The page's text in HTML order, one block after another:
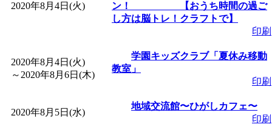
間：2026/08/10～2026/
赤ちゃん子育て講
付期間：2026/08/10～
「赤ちゃん子育て講
2020年8月4日(火)
ン！ 【おうち時間の過ご
し方は脳トレ！クラフトで】
印刷
2020年8月4日(火)
～ 2020年8月6日(木)
学園キッズクラブ「夏休み移動
教室」
印刷
2020年8月5日(水)
地域交流館〜ひがしカフェ〜
印刷